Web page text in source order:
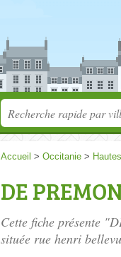
Accueil > Occitanie >
DE
Cette fiche présente
située rue henri